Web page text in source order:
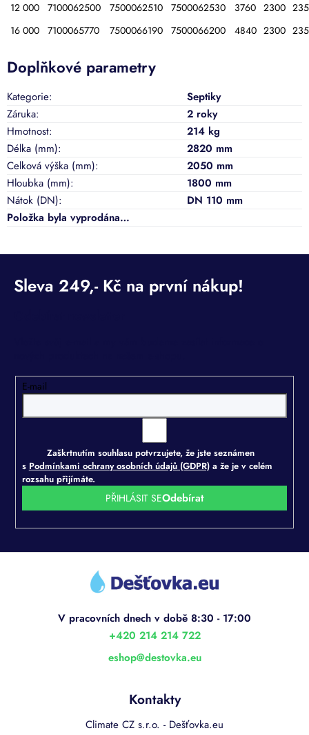
12 000 7100062500 7500062510 7500062530 3760 2300
16 000 7100065770 7500066190 7500066200 4840 2300
Doplňkové parametry
Kategorie:
Septiky
Záruka:
2 roky
Hmotnost:
214 kg
Délka (mm):
2820 mm
Celková výška (mm):
2050 mm
Hloubka (mm):
1800 mm
Nátok (DN):
DN 110 mm
Položka byla vyprodána…
E-mail
Zaškrtnutím souhlasu potvrzujete, že jste seznámen
s Podmínkami ochrany osobních údajů (GDPR)a že je v celém
rozsahu přijímáte.
PŘIHLÁSIT SE
Z
eshop@destovka.eu
+420 214 214 722
Kontakty
Climate CZ s.r.o. - Dešťovka.eu